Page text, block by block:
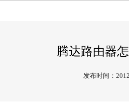
腾达路由器
发布时间：